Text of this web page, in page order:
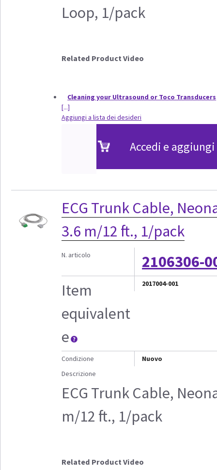
Loop, 1/pack
Related Product Video
Cleaning your Ultrasound or Toco Transducers
[...]
Aggiungi a lista dei desideri
Accedi e
ECG Trunk Cable,
3.6 m/12 ft., 1/pack
N. articolo
2106306-
Item
equivalent
e
2017004-001
Condizione
Nuovo
Descrizione
ECG Trunk Cable,
m/12 ft., 1/pack
Related Product Video